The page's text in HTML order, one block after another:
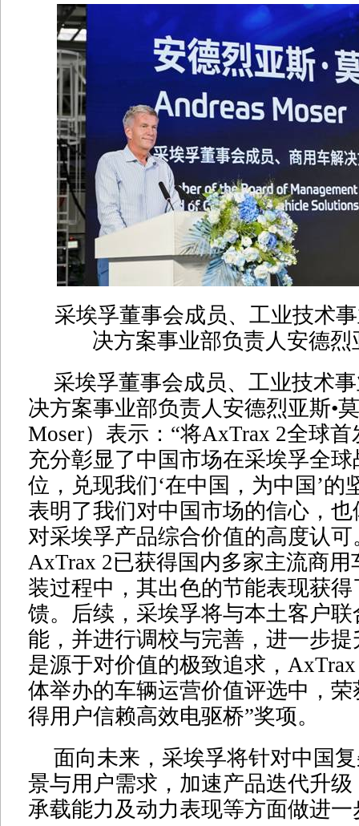
采埃孚董事会成员、工业技术
决方案事业部负责人安德烈
采埃孚董事会成员、工业技术
决方案事业部负责人安德烈亚斯•
Moser）表示：“将AxTrax 2全球
充分彰显了中国市场在采埃孚全
位，兑现我们‘在中国，为中国’的
表明了我们对中国市场的信心，
对采埃孚产品综合价值的高度认可
AxTrax 2已获得国内多家主流商
装过程中，其出色的节能表现获
馈。后续，采埃孚将与本土客户
能，并进行调校与完善，进一步
是源于对价值的极致追求，
体举办的车辆运营价值评选中，荣
得用户信赖高效电驱桥”奖项。
面向未来，采埃孚将针对中国
景与用户需求，加速产品迭代升
承载能力及动力表现等方面做进一